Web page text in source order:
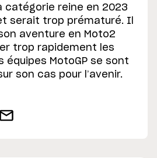
catégorie reine en 2023
serait trop prématuré. Il
aventure en Moto2
trop rapidement les
équipes MotoGP se sont
son cas pour l’avenir.